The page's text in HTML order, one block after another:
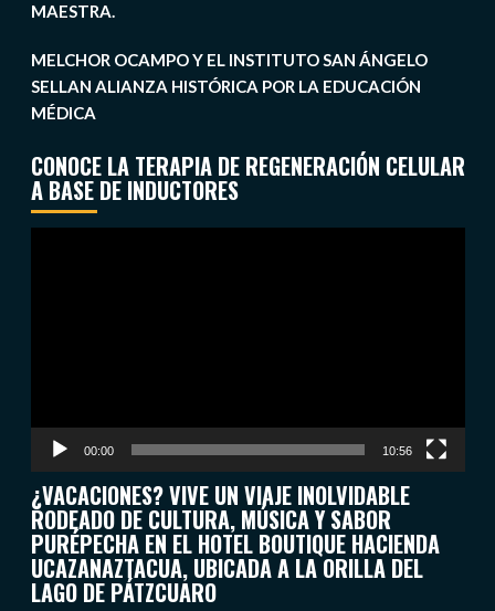
MAESTRA.
MELCHOR OCAMPO Y EL INSTITUTO SAN ÁNGELO
SELLAN ALIANZA HISTÓRICA POR LA EDUCACIÓN
MÉDICA
CONOCE LA TERAPIA DE REGENERACIÓN CELULAR
A BASE DE INDUCTORES
00:00 10:56
¿VACACIONES? VIVE UN VIAJE INOLVIDABLE
RODEADO DE CULTURA, MÚSICA Y SABOR
PURÉPECHA EN EL HOTEL BOUTIQUE HACIENDA
UCAZANAZTACUA, UBICADA A LA ORILLA DEL
LAGO DE PÁTZCUARO